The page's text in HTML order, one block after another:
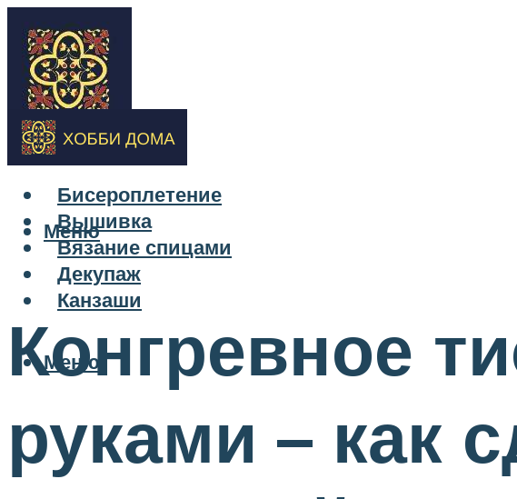
Бисероплетение
Вышивка
Вязание спицами
Декупаж
Канзаши
Меню
Меню
Конгревное
руками – как